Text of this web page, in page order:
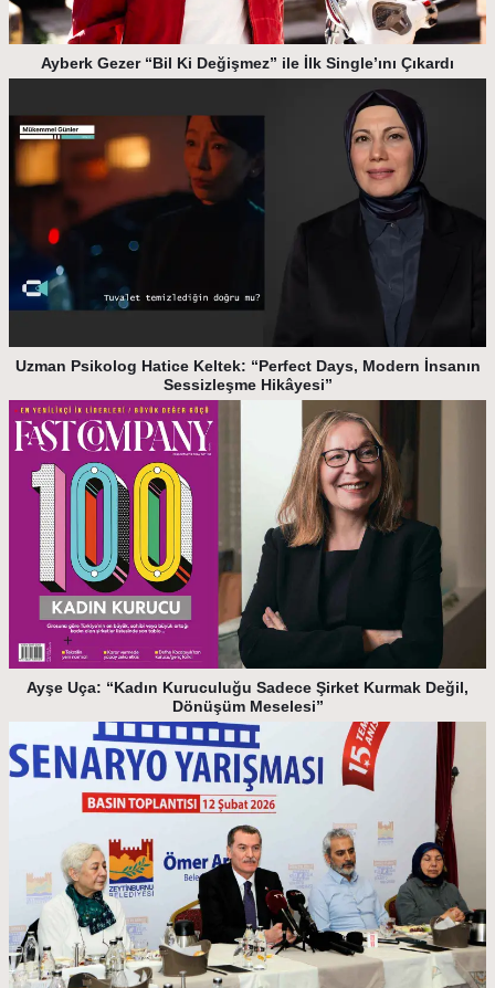
Ayberk Gezer “Bil Ki Değişmez” ile İlk Single’ını Çıkardı
Uzman Psikolog Hatice Keltek: “Perfect Days, Modern İnsanın
Sessizleşme Hikâyesi”
Ayşe Uça: “Kadın Kuruculuğu Sadece Şirket Kurmak Değil,
Dönüşüm Meselesi”